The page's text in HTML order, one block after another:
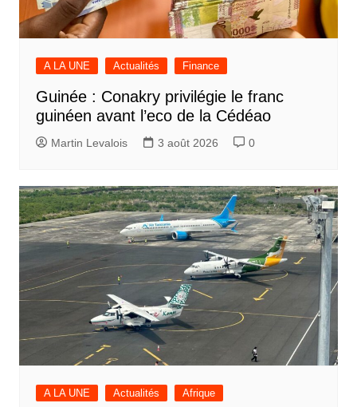
A LA UNE Actualités Finance
Guinée : Conakry privilégie le franc
guinéen avant l’eco de la Cédéao
Martin Levalois 3 août 2026 0
A LA UNE Actualités Afrique